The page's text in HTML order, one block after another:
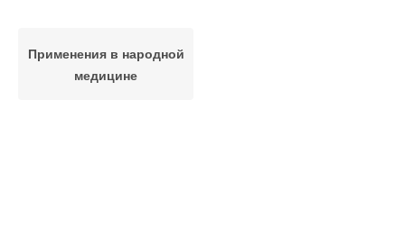
Применения в народной
медицине